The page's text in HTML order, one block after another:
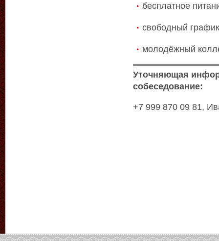
бесплатное
свободный график
молодёжный
Уточняющая
собеседование:
+7 999 870 09 81,